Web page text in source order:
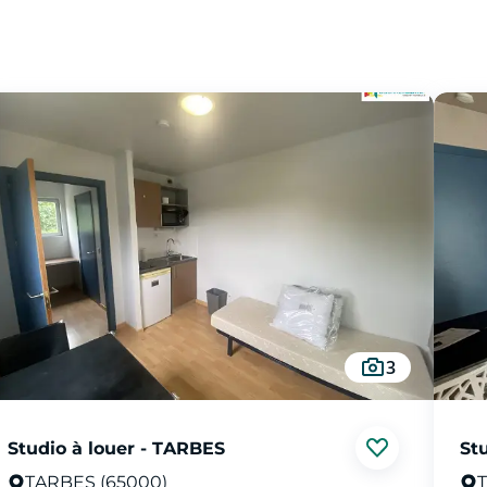
3
Studio à louer - TARBES
TARBES (65000)